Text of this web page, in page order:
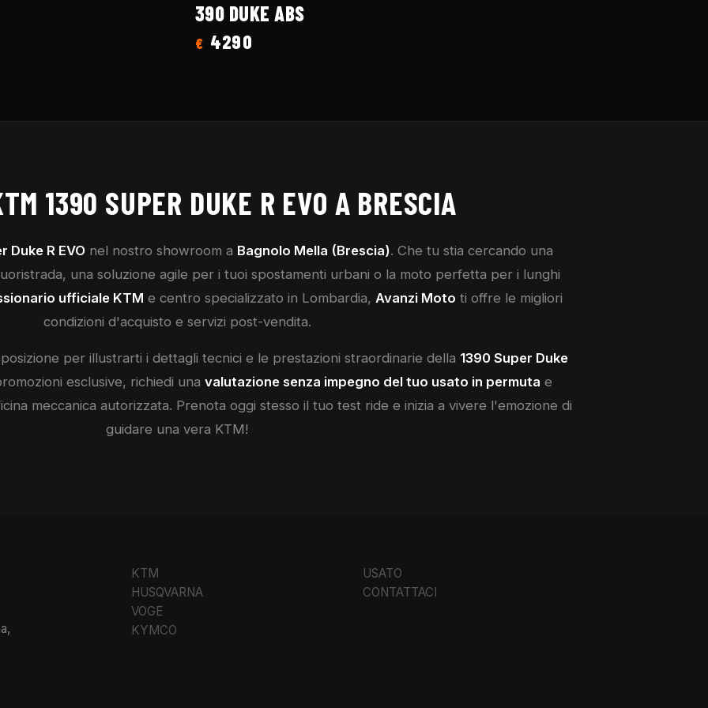
390 DUKE ABS
€ 4290
1390 SUPER DUKE R EVO A BRESCIA
Duke R EVO nel nostro showroom a Bagnolo Mella (Brescia). Che tu stia cercando una
una soluzione agile per i tuoi spostamenti urbani o la moto perfetta per i lunghi
ufficiale KTM e centro specializzato in Lombardia, Avanzi Moto ti offre le migliori
condizioni d'acquisto e servizi post-vendita.
per illustrarti i dettagli tecnici e le prestazioni straordinarie della 1390 Super Duke
esclusive, richiedi una valutazione senza impegno del tuo usato in permuta e
meccanica autorizzata. Prenota oggi stesso il tuo test ride e inizia a vivere l'emozione di
guidare una vera KTM!
KTM
HUSQVARNA
VOGE
KYMCO
USATO
CONTATTACI